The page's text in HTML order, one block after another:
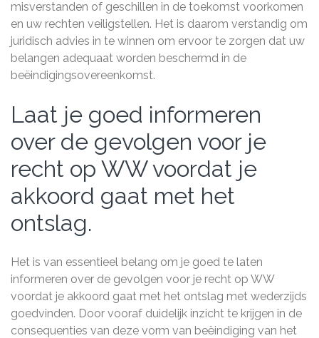
misverstanden of geschillen in de toekomst voorkomen
en uw rechten veiligstellen. Het is daarom verstandig om
juridisch advies in te winnen om ervoor te zorgen dat uw
belangen adequaat worden beschermd in de
beëindigingsovereenkomst.
Laat je goed informeren
over de gevolgen voor je
recht op WW voordat je
akkoord gaat met het
ontslag.
Het is van essentieel belang om je goed te laten
informeren over de gevolgen voor je recht op WW
voordat je akkoord gaat met het ontslag met wederzijds
goedvinden. Door vooraf duidelijk inzicht te krijgen in de
consequenties van deze vorm van beëindiging van het